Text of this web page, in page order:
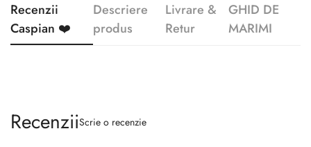
Recenzii
Caspian ❤️
Descriere
produs
Livrare &
Retur
GHID DE
MARIMI
RecenziiScrie o recenzie